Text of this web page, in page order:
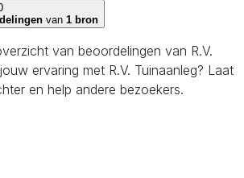
van 1 bron
van beoordelingen van R.V.
ervaring met R.V. Tuinaanleg? Laat
en help andere bezoekers.